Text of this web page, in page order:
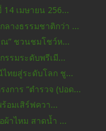
เมษายน 256...
ลางธรรมชาติกว่า ...
ณ” ชวนชมโชว์ห...
รรมระดับพรีเมี...
ไทยสู่ระดับโลก ชู...
การ “ตำรวจ (ปอด...
อมเสิร์ฟควา...
ผ้าไหม สาดน้ำ ...